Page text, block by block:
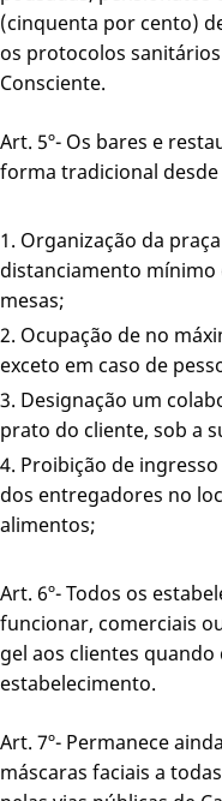
(cinquenta por cento)
os protocolos
Consciente.
Art. 5º- Os bares e
forma tradicional
Organização da
distanciamento mínimo
mesas;
Ocupação de no
exceto em caso de
Designação um
prato do cliente, sob a
Proibição de
dos entregadores no
alimentos;
Art. 6º- Todos os
funcionar, comerciais
gel aos clientes
estabelecimento.
Art. 7º- Permanece
máscaras faciais a